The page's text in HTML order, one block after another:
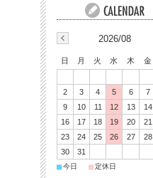
2026/08
日 月 火 水 木 金
2
3 4 5 6 7
9
10 11 12 13 14
16
17 18 19 20 21
23
24 25 26 27 28
30
31
■今日 ■定休日